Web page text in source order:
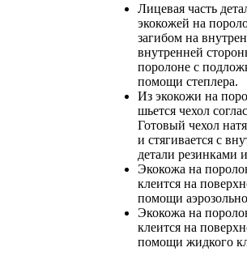
Лицевая часть
экокожей на
загибом на
внутренней
поролоне с
помощи степлера.
Из экокожи на
шьется чехол
Готовый чехол
и стягивается с
детали резинками
Экокожа на
клеится на
помощи
Экокожа на
клеится на
помощи жидкого